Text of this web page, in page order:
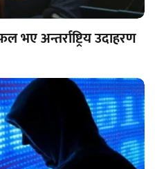
भए अन्तर्राष्ट्रिय उदाहरण